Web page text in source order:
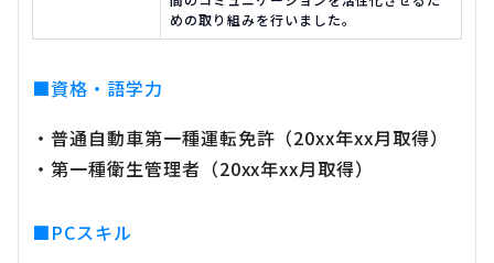
めの取り組みを行いました。
■資格・語学力
・普通自動車第一種運転免許（20xx年xx月取得）
・第一種衛生管理者（20xx年xx月取得）
■PCスキル